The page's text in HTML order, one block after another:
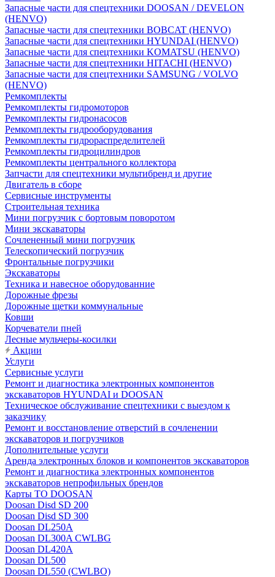
Запасные части для спецтехники DOOSAN / DEVELON
(HENVO)
Запасные части для спецтехники BOBCAT (HENVO)
Запасные части для спецтехники HYUNDAI (HENVO)
Запасные части для спецтехники KOMATSU (HENVO)
Запасные части для спецтехники HITACHI (HENVO)
Запасные части для спецтехники SAMSUNG / VOLVO
(HENVO)
Ремкомплекты
Ремкомплекты гидромоторов
Ремкомплекты гидронасосов
Ремкомплекты гидрооборудования
Ремкомплекты гидрораспределителей
Ремкомплекты гидроцилиндров
Ремкомплекты центрального коллектора
Запчасти для спецтехники мультибренд и другие
Двигатель в сборе
Сервисные инструменты
Строительная техника
Мини погрузчик с бортовым поворотом
Мини экскаваторы
Сочлененный мини погрузчик
Телескопический погрузчик
Фронтальные погрузчики
Экскаваторы
Техника и навесное оборудованние
Дорожные фрезы
Дорожные щетки коммунальные
Ковши
Корчеватели пней
Лесные мульчеры-косилки
Акции
Услуги
Сервисные услуги
Ремонт и диагностика электронных компонентов
экскаваторов HYUNDAI и DOOSAN
Техническое обслуживание спецтехники с выездом к
заказчику
Ремонт и восстановление отверстий в сочленении
экскаваторов и погрузчиков
Дополнительные услуги
Аренда электронных блоков и компонентов экскаваторов
Ремонт и диагностика электронных компонентов
экскаваторов непрофильных брендов
Карты ТО DOOSAN
Doosan Disd SD 200
Doosan Disd SD 300
Doosan DL250A
Doosan DL300A CWLBG
Doosan DL420A
Doosan DL500
Doosan DL550 (CWLBO)